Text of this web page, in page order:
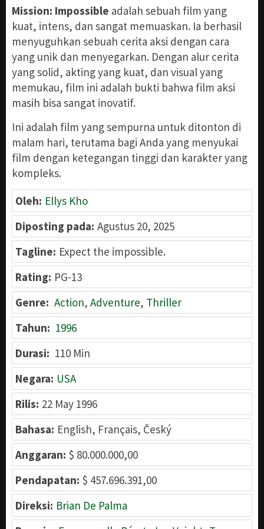
Mission: Impossible adalah sebuah film yang
kuat, intens, dan sangat memuaskan. Ia berhasil
menyuguhkan sebuah cerita aksi dengan cara
yang unik dan menyegarkan. Dengan alur cerita
yang solid, akting yang kuat, dan visual yang
memukau, film ini adalah bukti bahwa film aksi
masih bisa sangat inovatif.
Ini adalah film yang sempurna untuk ditonton di
malam hari, terutama bagi Anda yang menyukai
film dengan ketegangan tinggi dan karakter yang
kompleks.
Oleh: Ellys Kho
Diposting pada: Agustus 20, 2025
Tagline: Expect the impossible.
Rating: PG-13
Genre: Action, Adventure, Thriller
Tahun: 1996
Durasi: 110 Min
Negara: USA
Rilis: 22 May 1996
Bahasa: English, Français, Český
Anggaran: $ 80.000.000,00
Pendapatan: $ 457.696.391,00
Direksi: Brian De Palma